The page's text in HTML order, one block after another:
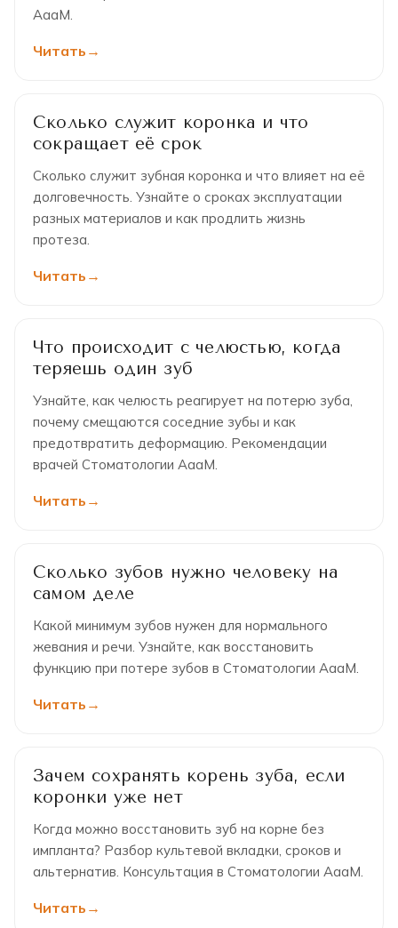
АааМ.
Читать
Сколько служит коронка и что
сокращает её срок
Сколько служит зубная коронка и что влияет на её
долговечность. Узнайте о сроках эксплуатации
разных материалов и как продлить жизнь
протеза.
Читать
Что происходит с челюстью, когда
теряешь один зуб
Узнайте, как челюсть реагирует на потерю зуба,
почему смещаются соседние зубы и как
предотвратить деформацию. Рекомендации
врачей Стоматологии АааМ.
Читать
Сколько зубов нужно человеку на
самом деле
Какой минимум зубов нужен для нормального
жевания и речи. Узнайте, как восстановить
функцию при потере зубов в Стоматологии АааМ.
Читать
Зачем сохранять корень зуба, если
коронки уже нет
Когда можно восстановить зуб на корне без
импланта? Разбор культевой вкладки, сроков и
альтернатив. Консультация в Стоматологии АааМ.
Читать